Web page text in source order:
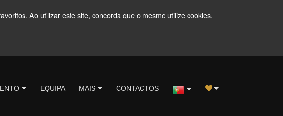
Ao utilizar este site, concorda que o mesmo utilize cookies.
EQUIPA MAIS CONTACTOS